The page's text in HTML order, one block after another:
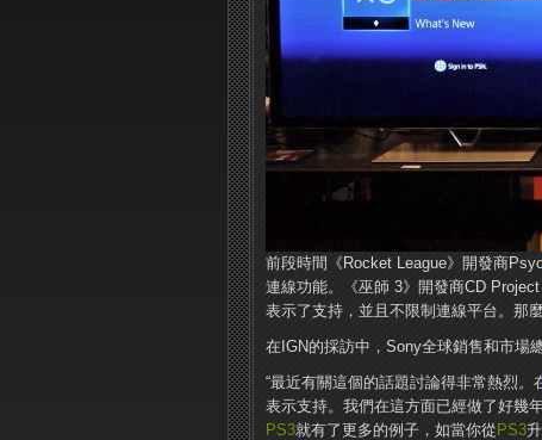
前段時間《Rocket League》開發商
連線功能。《巫師 3》開發商CD
表示了支​​持，並且不限制連線平台。那
在IGN的採訪中，Sony全球銷售和市場
“最近有關這個的話題討論得非常熱烈。
表示支持。我們在這方面已經做了好幾
PS3就有了更多的例子，如當你從 PS3